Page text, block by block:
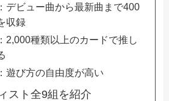
デビュー曲から最新曲まで400
収録
2,000種類以上のカードで推し
遊び方の自由度が高い
スト全9組を紹介